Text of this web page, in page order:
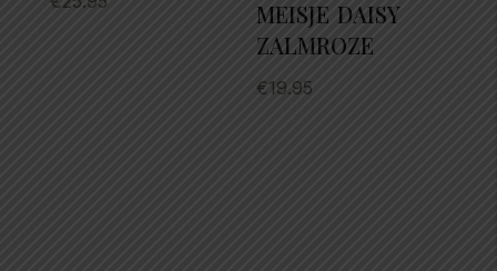
meisje daisy
zalmroze
€19.95